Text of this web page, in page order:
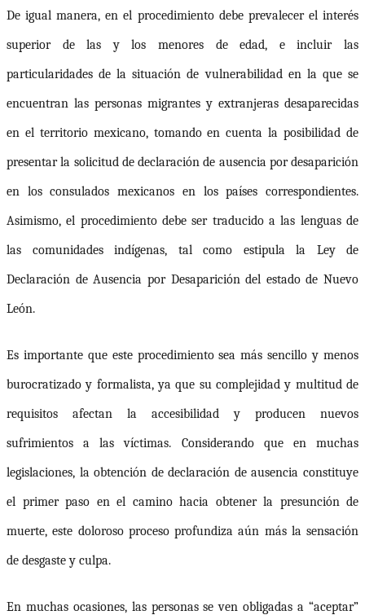
De igual manera, en el procedimiento debe prevalecer el interés
superior de las y los menores de edad, e incluir las
particularidades de la situación de vulnerabilidad en la que se
encuentran las personas migrantes y extranjeras desaparecidas
en el territorio mexicano, tomando en cuenta la posibilidad de
presentar la solicitud de declaración de ausencia por desaparición
en los consulados mexicanos en los países correspondientes.
Asimismo, el procedimiento debe ser traducido a las lenguas de
las comunidades indígenas, tal como estipula la Ley de
Declaración de Ausencia por Desaparición del estado de Nuevo
León.
Es importante que este procedimiento sea más sencillo y menos
burocratizado y formalista, ya que su complejidad y multitud de
requisitos afectan la accesibilidad y producen nuevos
sufrimientos a las víctimas. Considerando que en muchas
legislaciones, la obtención de declaración de ausencia constituye
el primer paso en el camino hacia obtener la presunción de
muerte, este doloroso proceso profundiza aún más la sensación
de desgaste y culpa.
En muchas ocasiones, las personasse ven obligadas a “aceptar”